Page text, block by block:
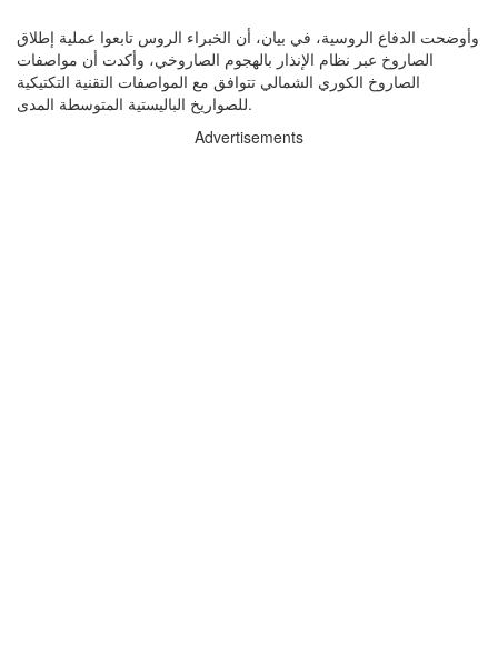
وأوضحت الدفاع الروسية، في بيان، أن الخبراء الروس تابعوا عملية إطلاق
الصاروخ عبر نظام الإنذار بالهجوم الصاروخي، وأكدت أن مواصفات
الصاروخ الكوري الشمالي تتوافق مع المواصفات التقنية التكتيكية
للصواريخ الباليستية المتوسطة المدى.
Advertisements